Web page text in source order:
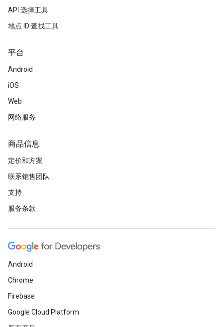
API 选择工具
地点 ID 查找工具
平台
Android
iOS
Web
网络服务
商品信息
定价和方案
联系销售团队
支持
服务条款
Android
Chrome
Firebase
Google Cloud Platform